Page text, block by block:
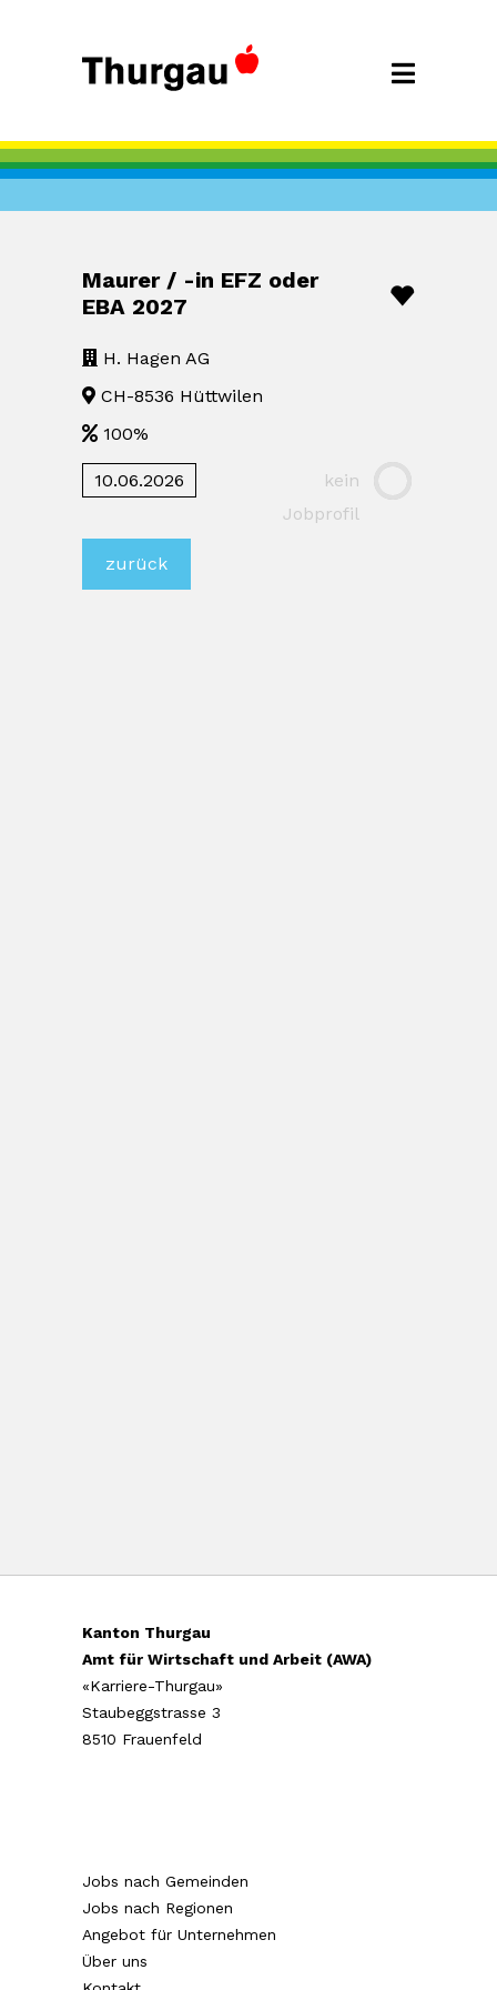
Maurer / -in EFZ oder
EBA 2027
H. Hagen AG
CH-8536 Hüttwilen
100%
10.06.2026
kein
Jobprofil
zurück
Kanton Thurgau
Amt für Wirtschaft und Arbeit (AWA)
«Karriere-Thurgau»
Staubeggstrasse 3
8510 Frauenfeld
Jobs nach Gemeinden
Jobs nach Regionen
Angebot für Unternehmen
Über uns